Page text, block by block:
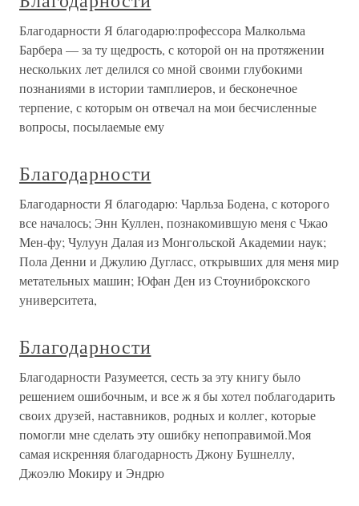
Благодарности Я благодарю:профессора Малкольма
Барбера — за ту щедрость, с которой он на протяжении
нескольких лет делился со мной своими глубокими
познаниями в истории тамплиеров, и бесконечное
терпение, с которым он отвечал на мои бесчисленные
вопросы, посылаемые ему
Благодарности
Благодарности Я благодарю: Чарльза Бодена, с которого
все началось; Энн Куллен, познакомившую меня с Чжао
Мен-фу; Чулуун Далая из Монгольской Академии наук;
Пола Денни и Джулию Дугласс, открывших для меня мир
метательных машин; Юфан Ден из Стоуниброкского
университета,
Благодарности
Благодарности Разумеется, сесть за эту книгу было
решением ошибочным, и все ж я бы хотел поблагодарить
своих друзей, наставников, родных и коллег, которые
помогли мне сделать эту ошибку непоправимой.Моя
самая искренняя благодарность Джону Бушнеллу,
Джоэлю Мокиру и Эндрю